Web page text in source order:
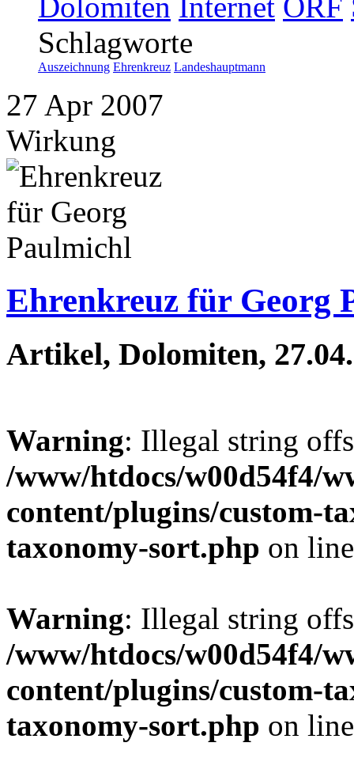
Schlagworte
Auszeichnung Ehrenkreuz Landeshauptmann
27 Apr 2007
Wirkung
Ehrenkreuz für Georg
Artikel, Dolomiten,
Warning: Illegal string
/www/htdocs/w00d54f4/
content/plugins/custom-
taxonomy-sort.php on
Warning: Illegal string
/www/htdocs/w00d54f4/
content/plugins/custom-
taxonomy-sort.php on